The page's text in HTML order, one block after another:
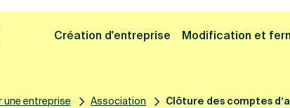
Cliquez ici
Création d'entreprise Modification et
une entreprise Association Clôture des comptes